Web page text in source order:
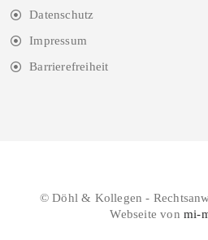
Datenschutz
Impressum
Barrierefreiheit
© Döhl & Kollegen -
Webseite vonmi-